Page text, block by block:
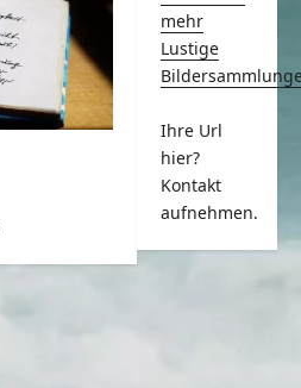
mehr
Lustige
Ihre Url
hier?
Kontakt
aufnehmen.